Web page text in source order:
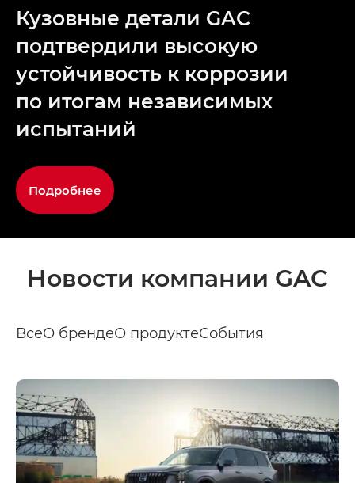
Кузовные детали GAC
подтвердили высокую
устойчивость к коррозии
по итогам независимых
испытаний
Подробнее
Новости компании GAC
ВсеО брендеО продуктеСобытия